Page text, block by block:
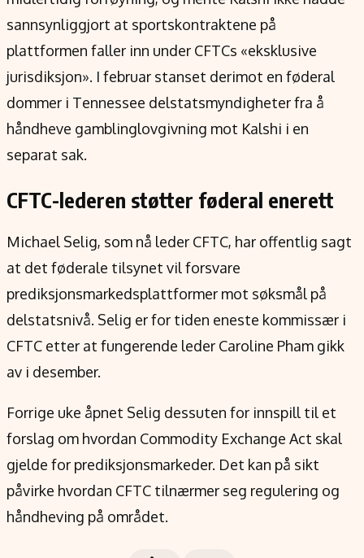
sannsynliggjort at sportskontraktene på
plattformen faller inn under CFTCs «eksklusive
jurisdiksjon». I februar stanset derimot en føderal
dommer i Tennessee delstatsmyndigheter fra å
håndheve gamblinglovgivning mot Kalshi i en
separat sak.
CFTC-lederen støtter føderal enerett
Michael Selig, som nå leder CFTC, har offentlig sagt
at det føderale tilsynet vil forsvare
prediksjonsmarkedsplattformer mot søksmål på
delstatsnivå. Selig er for tiden eneste kommissær i
CFTC etter at fungerende leder Caroline Pham gikk
av i desember.
Forrige uke åpnet Selig dessuten for innspill til et
forslag om hvordan Commodity Exchange Act skal
gjelde for prediksjonsmarkeder. Det kan på sikt
påvirke hvordan CFTC tilnærmer seg regulering og
håndheving på området.